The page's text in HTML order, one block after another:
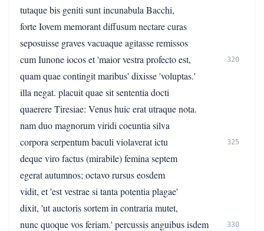
tutaque bis geniti sunt incunabula Bacchi,
forte Iovem memorant diffusum nectare curas
seposuisse graves vacuaque agitasse remissos
cum Iunone iocos et 'maior vestra profecto est,
320
quam quae contingit maribus' dixisse 'voluptas.'
illa negat. placuit quae sit sententia docti
quaerere Tiresiae: Venus huic erat utraque nota.
nam duo magnorum viridi coeuntia silva
corpora serpentum baculi violaverat ictu
325
deque viro factus (mirabile) femina septem
egerat autumnos; octavo rursus eosdem
vidit, et 'est vestrae si tanta potentia plagae'
dixit, 'ut auctoris sortem in contraria mutet,
nunc quoque vos feriam.' percussis anguibus isdem
330